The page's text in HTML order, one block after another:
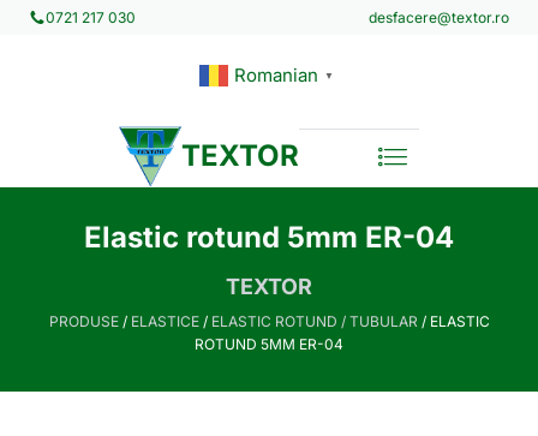
0721 217 030 desfacere@textor.ro
Romanian ▼
TEXTOR
Elastic rotund 5mm ER-04
TEXTOR
PRODUSE/ ELASTICE/ ELASTIC ROTUND / TUBULAR / ELASTIC
ROTUND 5MM ER-04